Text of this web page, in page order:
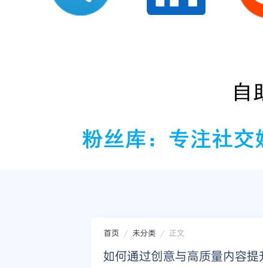
首页 未分类 正文
如何通过创意与高质量内容提